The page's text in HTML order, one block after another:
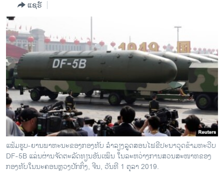
ເອເຊຍ
ອິດສະຫຼະພາບດ້ານການຂ່າວ
ຊີວິດຊາວລາວ
ຊຸມຊົນຊາວລາວ
ວິທະຍາສາດ-ເທັກໂນໂລຈີ
ທຸລະກິດ
ພາສາອັງກິດ
ວີດີໂອ
ສຽງ
ລາຍການກະຈາຍສຽງ
ແຊຣ໌
ແຟ້ມຮູບ-ຍານພາຫະນະຂອງກອງທັບ ລໍາລຽງລູດສອນໄຟຂີປະນາວຸດຂ້າມທະວີບ
DF-5B ແລ່ນຜ່ານຈັດຕະລັດທຽນອັນເໝິນ ໃນລະຫວ່າງການສວນສະໜາທຂອງ
ກອງທັບໃນນະຄອນຫຼວງປັກກິ່ງ, ຈີນ, ວັນທີ 1 ຕຸລາ 2019.